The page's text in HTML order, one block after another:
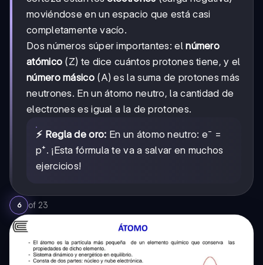
moviéndose en un espacio que está casi
completamente vacío.
Dos números súper importantes: elnúmero
atómico (Z) te dice cuántos protones tiene, y el
número másico(A) es la suma de protones más
neutrones. En un átomo neutro, la cantidad de
electrones es igual a la de protones.
⚡ Regla de oro: En un átomo neutro: e⁻ =
p⁺. ¡Esta fórmula te va a salvar en muchos
ejercicios!
6 of 23